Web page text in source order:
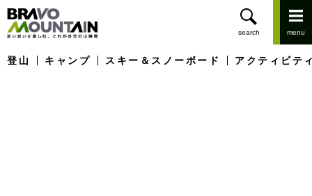
登山 キャンプ スキー＆スノーボード アクティビテ